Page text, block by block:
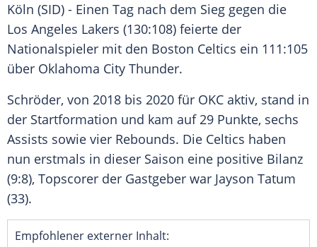
Köln (SID) - Einen Tag nach dem Sieg gegen die
Los Angeles Lakers (130:108) feierte der
Nationalspieler mit den Boston Celtics ein 111:105
über Oklahoma City Thunder.
Schröder, von 2018 bis 2020 für OKC aktiv, stand in
der Startformation und kam auf 29 Punkte, sechs
Assists sowie vier Rebounds. Die Celtics haben
nun erstmals in dieser Saison eine positive Bilanz
(9:8), Topscorer der Gastgeber war Jayson Tatum
(33).
Empfohlener externer Inhalt: